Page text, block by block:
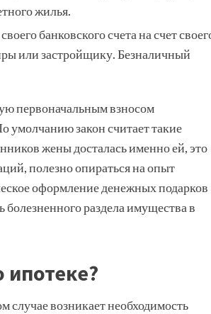
жилья.
банковского счета на счет
или застройщику. Безналичный
первоначальным взносом
умолчанию закон считает такие
жены досталась именно ей, это
полезно опираться на опыт
оформление денежных подарков
раздела имущества в
случае возникает необходимость